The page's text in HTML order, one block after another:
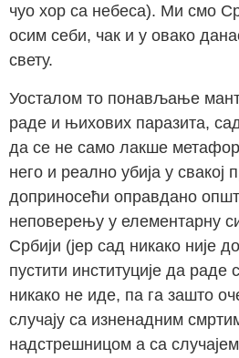
чуо хор са небеса). Ми смо
осим себи, чак и у овако
свету.
Уосталом то понављање
раде и њихових паразита,
да се не само лакше
него и реално убија у свакој
доприносећи оправдано
неповерењу у елементарну
Србији (јер сад никако
пустити институције да раде
никако не иде, па га зашто
случају са изненадним
надстрешницом а са